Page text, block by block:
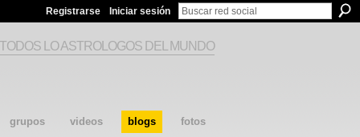
Registrarse Iniciar sesión
grupos videos blogs
fotos
LO ASTROLOGOS DEL MUNDO